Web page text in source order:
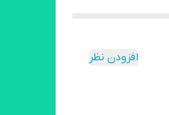
افزودن نظر